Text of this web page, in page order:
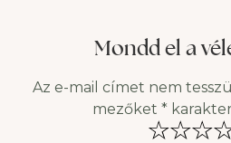
Mondd el a
Az e-mail címet nem
mezőket *